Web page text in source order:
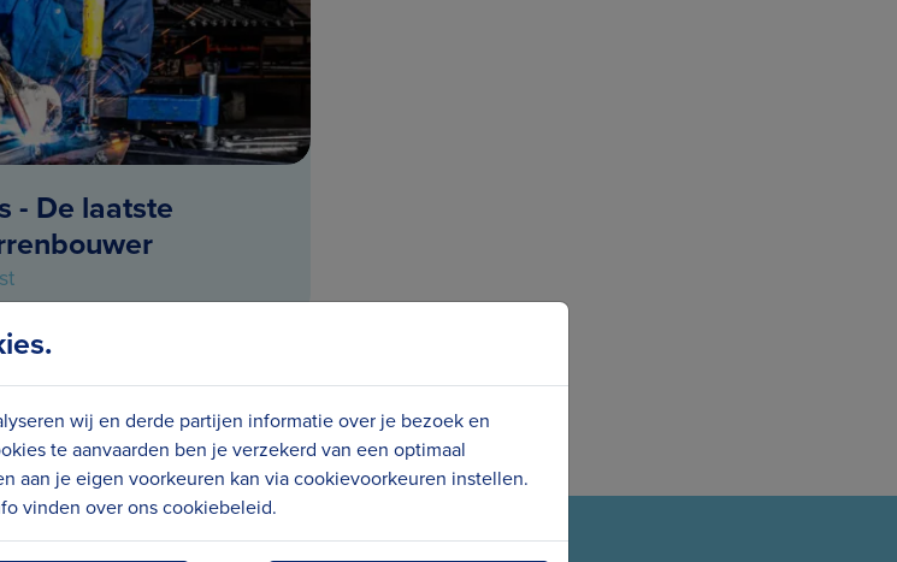
- De laatste
wij en derde partijen informatie over je bezoek en
te aanvaarden ben je verzekerd van een optimaal
aan je eigen voorkeuren kan via cookievoorkeuren instellen.
vinden over ons cookiebeleid.